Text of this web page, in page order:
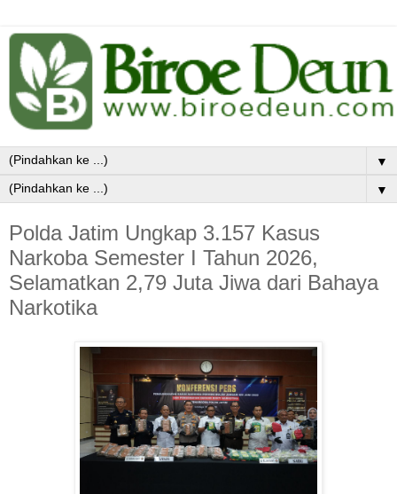
▼
▼
Polda Jatim Ungkap 3.157 Kasus
Narkoba Semester I Tahun 2026,
Selamatkan 2,79 Juta Jiwa dari Bahaya
Narkotika